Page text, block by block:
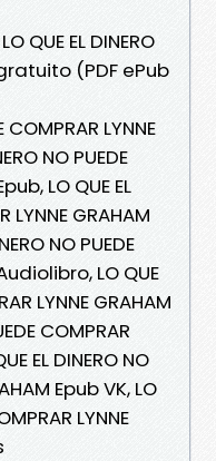
EL DINERO
gratuito (PDF ePub
COMPRAR LYNNE
NO PUEDE
LO QUE EL
LYNNE GRAHAM
NO PUEDE
LO QUE
LYNNE GRAHAM
COMPRAR
EL DINERO NO
Epub VK, LO
LYNNE